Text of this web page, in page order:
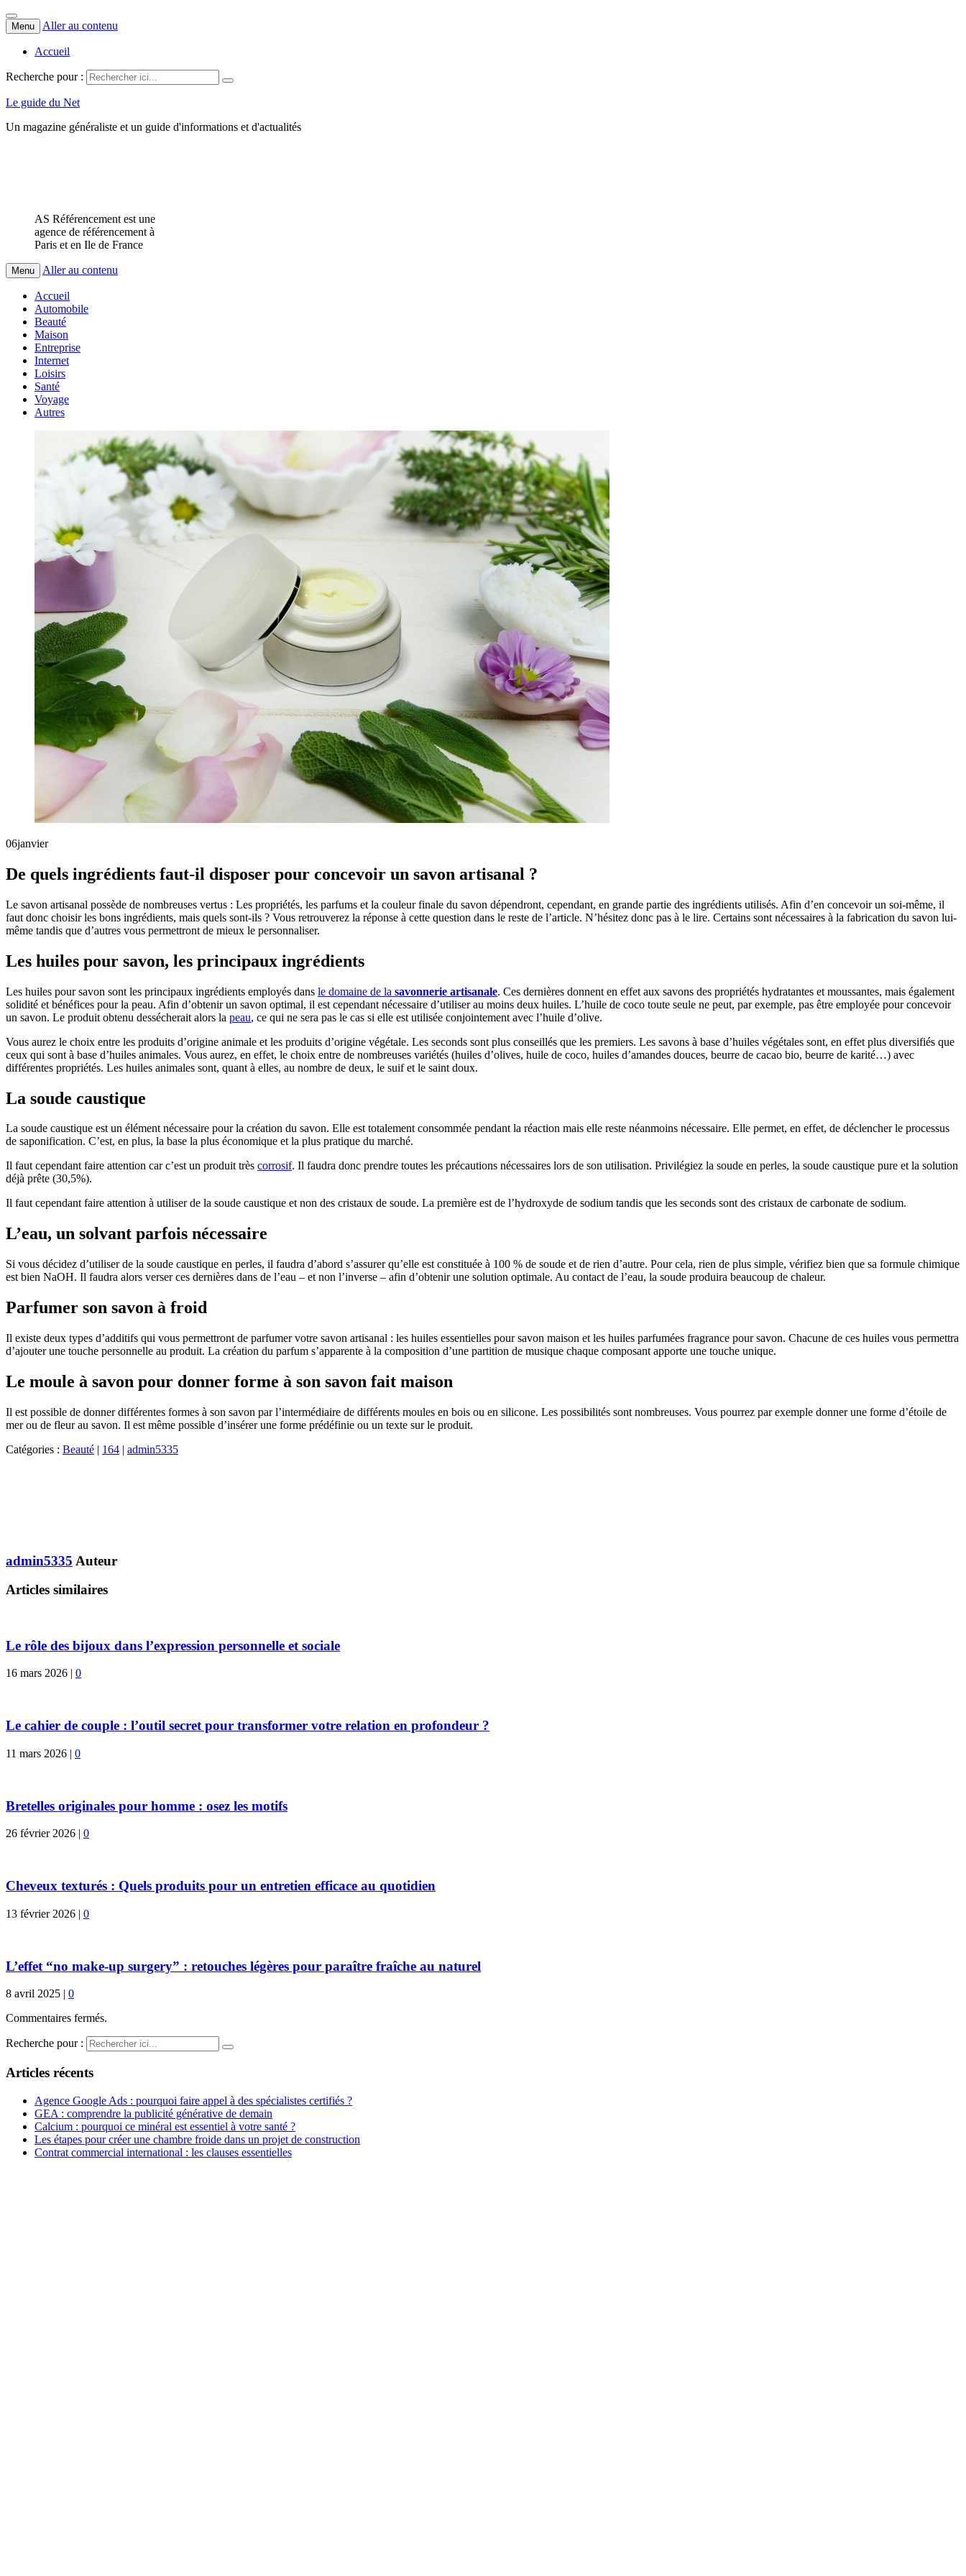
Menu Aller au contenu
Accueil
Recherche pour :
Le guide du Net
Un magazine généraliste et un guide d'informations et d'actualités
AS Référencement est une
agence de référencement à
Paris et en Ile de France
Menu Aller au contenu
Accueil
Automobile
Beauté
Maison
Entreprise
Internet
Loisirs
Santé
Voyage
Autres
06janvier
De quels ingrédients faut-il disposer pour concevoir un savon artisanal ?
Le savon artisanal possède de nombreuses vertus : Les propriétés, les parfums et la couleur finale du savon dépendront, cependant, en grande partie des ingrédients utilisés. Afin d’en concevoir un soi-même, il
faut donc choisir les bons ingrédients, mais quels sont-ils ? Vous retrouverez la réponse à cette question dans le reste de l’article. N’hésitez donc pas à le lire. Certains sont nécessaires à la fabrication du savon lui-
même tandis que d’autres vous permettront de mieux le personnaliser.
Les huiles pour savon, les principaux ingrédients
Les huiles pour savon sont les principaux ingrédients employés dans le domaine de la savonnerie artisanale. Ces dernières donnent en effet aux savons des propriétés hydratantes et moussantes, mais également
solidité et bénéfices pour la peau. Afin d’obtenir un savon optimal, il est cependant nécessaire d’utiliser au moins deux huiles. L’huile de coco toute seule ne peut, par exemple, pas être employée pour concevoir
un savon. Le produit obtenu dessécherait alors la peau, ce qui ne sera pas le cas si elle est utilisée conjointement avec l’huile d’olive.
Vous aurez le choix entre les produits d’origine animale et les produits d’origine végétale. Les seconds sont plus conseillés que les premiers. Les savons à base d’huiles végétales sont, en effet plus diversifiés que
ceux qui sont à base d’huiles animales. Vous aurez, en effet, le choix entre de nombreuses variétés (huiles d’olives, huile de coco, huiles d’amandes douces, beurre de cacao bio, beurre de karité…) avec
différentes propriétés. Les huiles animales sont, quant à elles, au nombre de deux, le suif et le saint doux.
La soude caustique
La soude caustique est un élément nécessaire pour la création du savon. Elle est totalement consommée pendant la réaction mais elle reste néanmoins nécessaire. Elle permet, en effet, de déclencher le processus
de saponification. C’est, en plus, la base la plus économique et la plus pratique du marché.
Il faut cependant faire attention car c’est un produit très corrosif. Il faudra donc prendre toutes les précautions nécessaires lors de son utilisation. Privilégiez la soude en perles, la soude caustique pure et la solution
déjà prête (30,5%).
Il faut cependant faire attention à utiliser de la soude caustique et non des cristaux de soude. La première est de l’hydroxyde de sodium tandis que les seconds sont des cristaux de carbonate de sodium.
L’eau, un solvant parfois nécessaire
Si vous décidez d’utiliser de la soude caustique en perles, il faudra d’abord s’assurer qu’elle est constituée à 100 % de soude et de rien d’autre. Pour cela, rien de plus simple, vérifiez bien que sa formule chimique
est bien NaOH. Il faudra alors verser ces dernières dans de l’eau – et non l’inverse – afin d’obtenir une solution optimale. Au contact de l’eau, la soude produira beaucoup de chaleur.
Parfumer son savon à froid
Il existe deux types d’additifs qui vous permettront de parfumer votre savon artisanal : les huiles essentielles pour savon maison et les huiles parfumées fragrance pour savon. Chacune de ces huiles vous permettra
d’ajouter une touche personnelle au produit. La création du parfum s’apparente à la composition d’une partition de musique chaque composant apporte une touche unique.
Le moule à savon pour donner forme à son savon fait maison
Il est possible de donner différentes formes à son savon par l’intermédiaire de différents moules en bois ou en silicone. Les possibilités sont nombreuses. Vous pourrez par exemple donner une forme d’étoile de
mer ou de fleur au savon. Il est même possible d’insérer une forme prédéfinie ou un texte sur le produit.
Catégories : Beauté | 164 | admin5335
admin5335 Auteur
Articles similaires
Le rôle des bijoux dans l’expression personnelle et sociale
16 mars 2026 0
Le cahier de couple : l’outil secret pour transformer votre relation en profondeur ?
11 mars 2026 | 0
Bretelles originales pour homme : osez les motifs
26 février 2026 | 0
Cheveux texturés : Quels produits pour un entretien efficace au quotidien
13 février 2026 | 0
L’effet “no make-up surgery” : retouches légères pour paraître fraîche au naturel
8 avril 2025 | 0
Commentaires fermés.
Recherche pour :
Articles récents
Agence Google Ads : pourquoi faire appel à des spécialistes certifiés ?
GEA : comprendre la publicité générative de demain
Calcium : pourquoi ce minéral est essentiel à votre santé ?
Les étapes pour créer une chambre froide dans un projet de construction
Contrat commercial international : les clauses essentielles